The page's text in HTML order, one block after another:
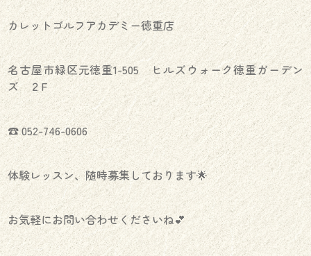
カレットゴルフアカデミー徳重店
名古屋市緑区元徳重1-505 ヒルズウォーク徳重ガーデン
ズ ２F
☎︎ 052-746-0606
体験レッスン、随時募集しております🌟
お気軽にお問い合わせくださいね💕